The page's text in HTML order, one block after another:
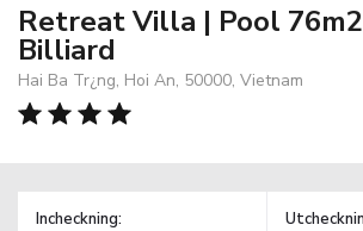
Retreat Villa | Pool
Billiard
Hai Ba Tr¿ng, Hoi An, 50000, Vietnam
Incheckning: